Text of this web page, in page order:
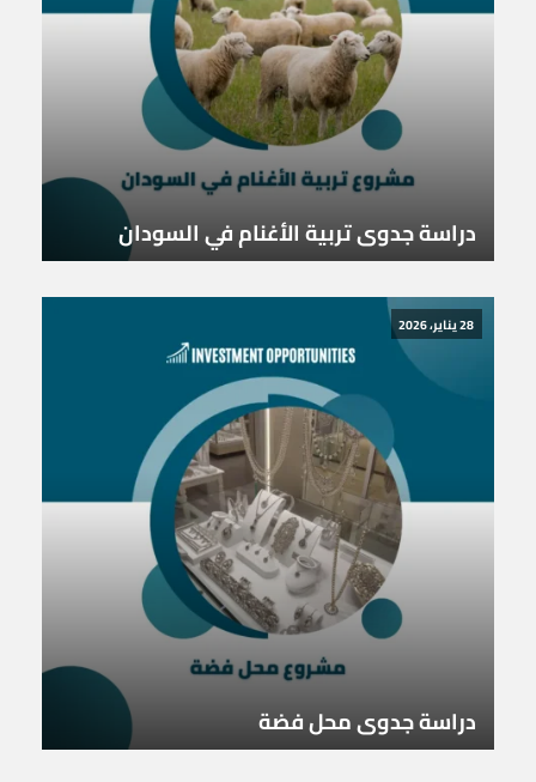
دراسة جدوى تربية الأغنام في السودان
28 يناير، 2026
دراسة جدوى محل فضة